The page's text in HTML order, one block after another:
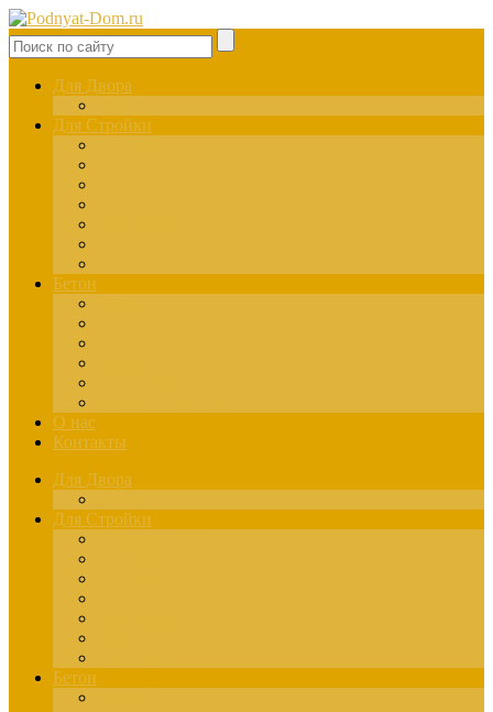
Для Двора
Для Стройки
Бетон
О нас
Контакты
Для Двора
Для Стройки
Бетон